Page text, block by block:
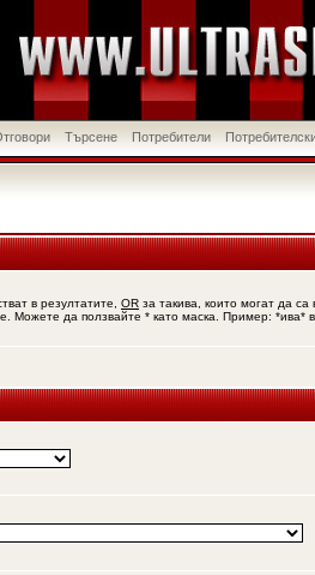
Търсене Потребители
в резултатите, OR за такива, които могат да са
Можете да ползвайте * като маска. Пример: *ива*